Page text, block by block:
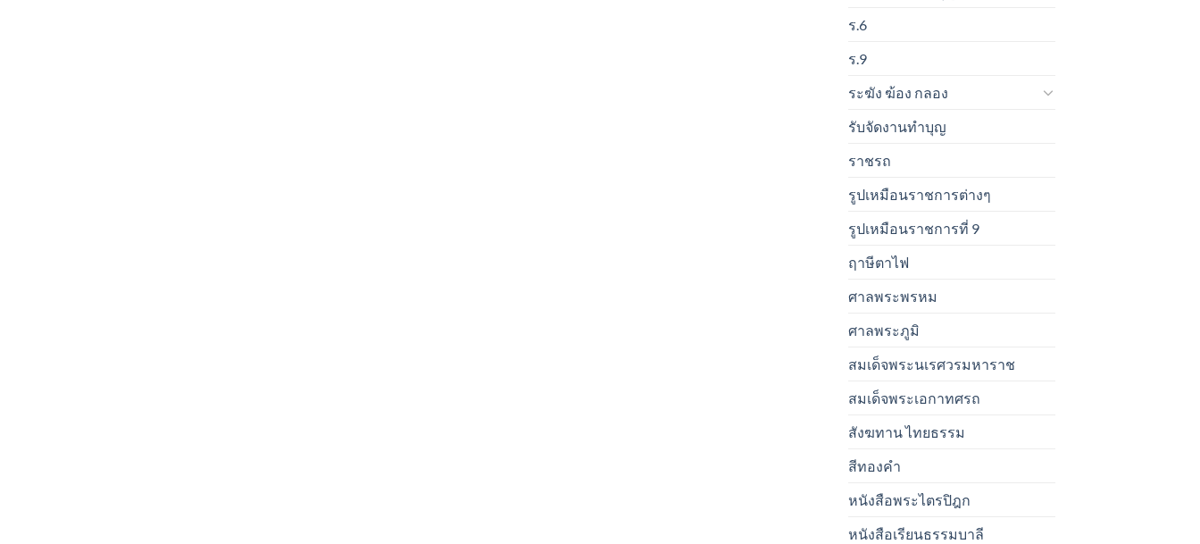
ร.6
ร.9
ระฆัง ฆ้อง กลอง
รับจัดงานทำบุญ
ราชรถ
รูปเหมือนราชการต่างๆ
รูปเหมือนราชการที่ 9
ฤาษีตาไฟ
ศาลพระพรหม
ศาลพระภูมิ
สมเด็จพระนเรศวรมหาราช
สมเด็จพระเอกาทศรถ
สังฆทาน ไทยธรรม
สีทองคำ
หนังสือพระไตรปิฎก
หนังสือเรียนธรรมบาลี